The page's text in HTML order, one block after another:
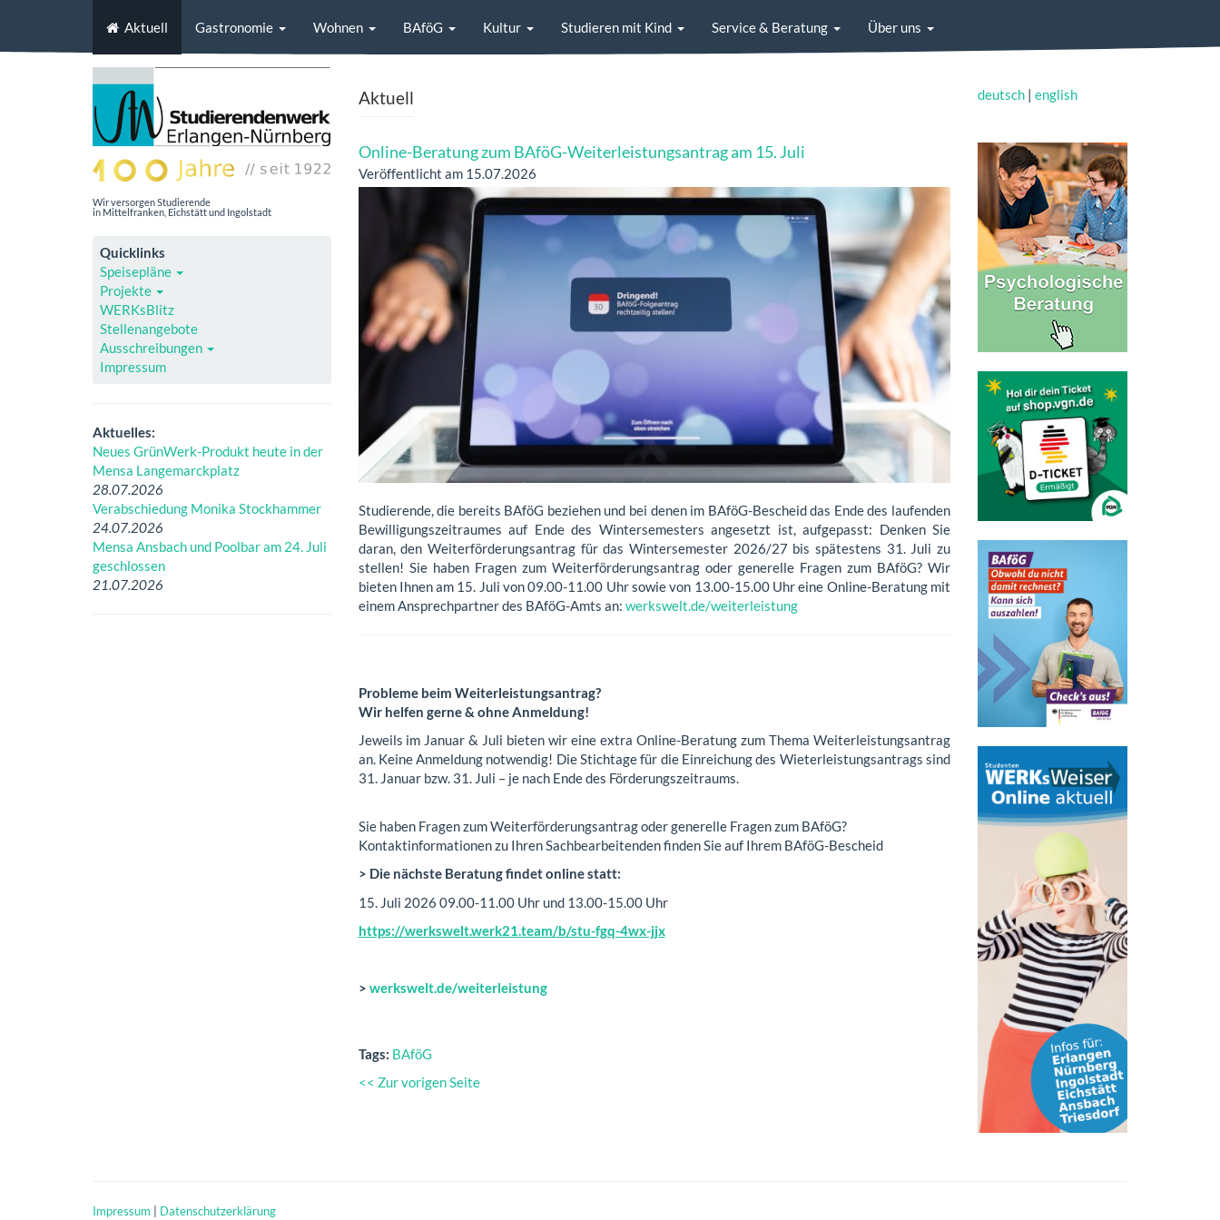
Aktuell Gastronomie Wohnen BAföG Kultur Studieren mit Kind Service & Beratung Über uns
Wir versorgen Studierende
in Mittelfranken, Eichstätt und Ingolstadt
Quicklinks
Speisepläne
Projekte
WERKsBlitz
Stellenangebote
Ausschreibungen
Impressum
Aktuelles:
Neues GrünWerk-Produkt heute in der
Mensa Langemarckplatz
28.07.2026
Verabschiedung Monika Stockhammer
24.07.2026
Mensa Ansbach und Poolbar am 24. Juli
geschlossen
21.07.2026
Aktuell
Online-Beratung zum BAföG-Weiterleistungsantrag am 15. Juli
Veröffentlicht am 15.07.2026
Studierende, die bereits BAföG beziehen und bei denen im BAföG-Bescheid das Ende des laufenden
Bewilligungszeitraumes auf Ende des Wintersemesters angesetzt ist, aufgepasst: Denken Sie
daran, den Weiterförderungsantrag für das Wintersemester 2026/27 bis spätestens 31. Juli zu
stellen! Sie haben Fragen zum Weiterförderungsantrag oder generelle Fragen zum BAföG? Wir
bieten Ihnen am 15. Juli von 09.00-11.00 Uhr sowie von 13.00-15.00 Uhr eine Online-Beratung mit
einem Ansprechpartner des BAföG-Amts an: werkswelt.de/weiterleistung
Probleme beim Weiterleistungsantrag?
Wir helfen gerne & ohne Anmeldung!
Jeweils im Januar & Juli bieten wir eine extra Online-Beratung zum Thema Weiterleistungsantrag
an. Keine Anmeldung notwendig! Die Stichtage für die Einreichung des Wieterleistungsantrags sind
31. Januar bzw. 31. Juli – je nach Ende des Förderungszeitraums.
Sie haben Fragen zum Weiterförderungsantrag oder generelle Fragen zum BAföG?
Kontaktinformationen zu Ihren Sachbearbeitenden finden Sie auf Ihrem BAföG-Bescheid
> Die nächste Beratung findet online statt:
15. Juli 2026 09.00-11.00 Uhr und 13.00-15.00 Uhr
https://werkswelt.werk21.team/b/stu-fgq-4wx-jjx
> werkswelt.de/weiterleistung
Tags: BAföG
<< Zur vorigen Seite
deutsch | english
Impressum Datenschutzerklärung